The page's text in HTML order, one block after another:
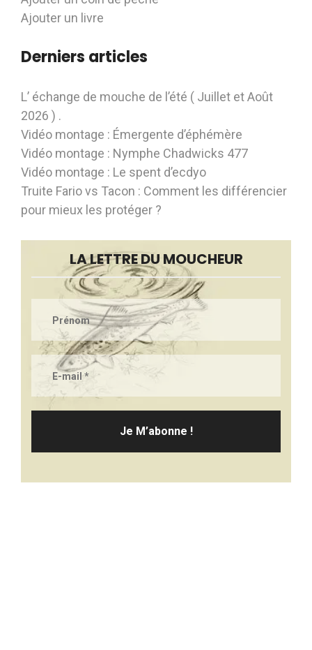
Ajouter un livre
Derniers articles
L’ échange de mouche de l’été ( Juillet et Août
2026 ) .
Vidéo montage : Émergente d’éphémère
Vidéo montage : Nymphe Chadwicks 477
Vidéo montage : Le spent d’ecdyo
Truite Fario vs Tacon : Comment les différencier
pour mieux les protéger ?
LA LETTRE DU MOUCHEUR